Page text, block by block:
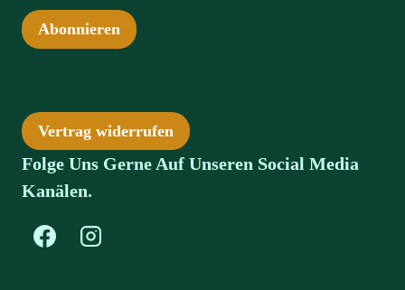
Abonnieren
Vertrag widerrufen
Folge Uns Gerne Auf Unseren Social Media
Kanälen.